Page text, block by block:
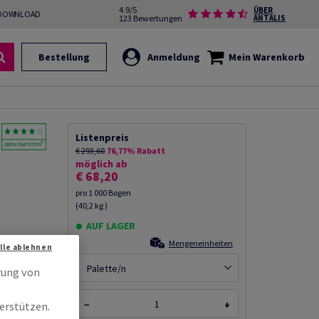
4.9/5
123 Bewertungen
ÜBER
ANTALIS
Bestellung Anmeldung Mein Warenkorb
ECF,
Listenpreis
€ 293,60 76,77% Rabatt
möglich ab
€ 68,20
pro 1 000 Bogen
(40,2 kg )
AUF LAGER
Mengeneinheiten
Palette/n
− +
von
ablehnen